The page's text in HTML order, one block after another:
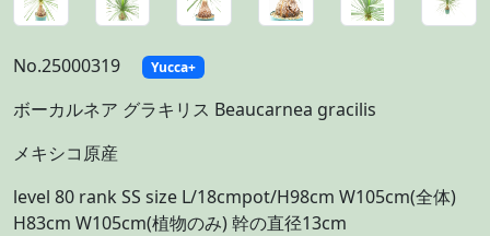
No.25000319 Yucca+
ボーカルネア グラキリス Beaucarnea gracilis
メキシコ原産
level 80 rank SS size L/18cmpot/H98cm W105cm(全体)
H83cm W105cm(植物のみ) 幹の直径13cm